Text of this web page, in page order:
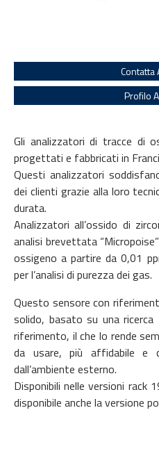
Contatta
Profilo
Gli analizzatori di tracce di
progettati e fabbricati in
Questi analizzatori
dei clienti grazie alla loro
durata.
Analizzatori all’ossido di
analisi brevettata
ossigeno a partire da 0,01
per l’analisi di purezza dei gas.
Questo sensore con
solido, basato su una
riferimento, il che lo rende
da usare, più affidabile e
dall’ambiente esterno.
Disponibili nelle versioni rack
disponibile anche la versione